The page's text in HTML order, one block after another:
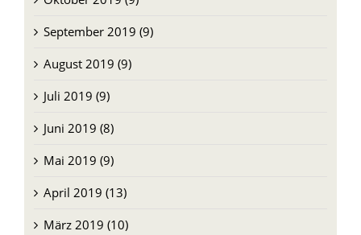
September 2019 (9)
August 2019 (9)
Juli 2019 (9)
Juni 2019 (8)
Mai 2019 (9)
April 2019 (13)
März 2019 (10)